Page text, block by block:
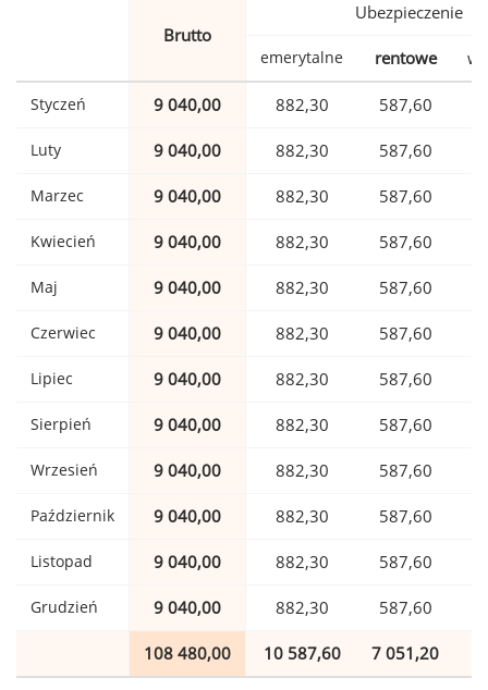
Brutto
Ubezpieczenie
emerytalne rentowe
Styczeń 9 040,00 882,30 587,60
Luty 9 040,00 882,30 587,60
Marzec 9 040,00 882,30 587,60
Kwiecień 9 040,00 882,30 587,60
Maj 9 040,00 882,30 587,60
Czerwiec 9 040,00 882,30 587,60
Lipiec 9 040,00 882,30 587,60
Sierpień 9 040,00 882,30 587,60
Wrzesień 9 040,00 882,30 587,60
Październik 9 040,00 882,30 587,60
Listopad 9 040,00 882,30 587,60
Grudzień 9 040,00 882,30 587,60
108 480,00 10 587,60 7 051,20